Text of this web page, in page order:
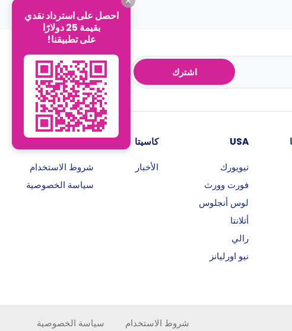
اشترك
USA
نيويورك
فورت وورث
لوس أنجلوس
أتلانتا
رالي
نيو اورليانز
كاسيتا
الأخبار
روابط هامة
شروط الاستخدام
سياسة الخصوصية
شروط الاستخدام سياسة الخصوصية
احصل على استرداد نقدي
بقيمة 25 دولارًا
على تطبيقنا!